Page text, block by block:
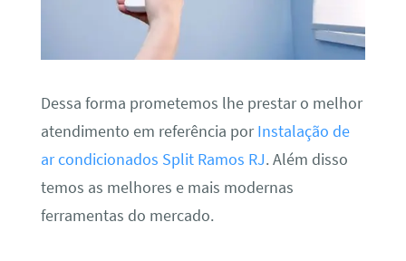
Dessa forma prometemos lhe prestar o melhor
atendimento em referência porInstalação de
ar condicionados Split Ramos RJ. Além disso
temos as melhores e mais modernas
ferramentas do mercado.